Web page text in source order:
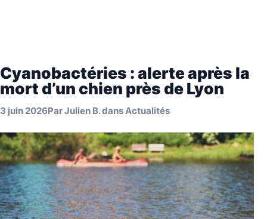
Cyanobactéries : alerte après la
mort d’un chien près de Lyon
3 juin 2026ParJulien B.dansActualités